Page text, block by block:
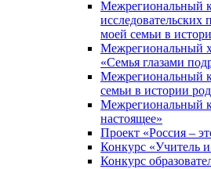
Межрегиональный
исследовательских
моей семьи в
Межрегиональный
«Семья глазами
Межрегиональный
семьи в истории
Межрегиональный
настоящее»
Проект «Россия –
Конкурс «Учитель
Конкурс